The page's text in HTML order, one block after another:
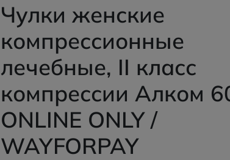
Чулки женские
компрессионные
лечебные, II класс
компрессии Алком
ONLINE ONLY /
WAYFORPAY